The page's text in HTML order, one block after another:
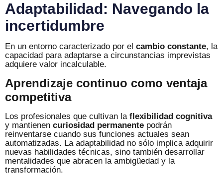
Adaptabilidad: Navegando la
incertidumbre
En un entorno caracterizado por el cambio constante, la
capacidad para adaptarse a circunstancias imprevistas
adquiere valor incalculable.
Aprendizaje continuo como ventaja
competitiva
Los profesionales que cultivan la flexibilidad cognitiva
y mantienen curiosidad permanente podrán
reinventarse cuando sus funciones actuales sean
automatizadas. La adaptabilidad no sólo implica adquirir
nuevas habilidades técnicas, sino también desarrollar
mentalidades que abracen la ambigüedad y la
transformación.